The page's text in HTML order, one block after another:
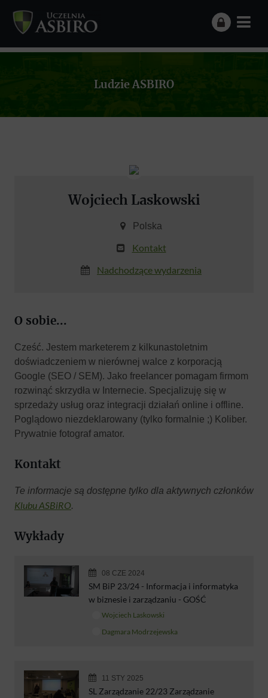
Ludzie ASBIRO
Wojciech Laskowski
Polska
Kontakt
Nadchodzące wydarzenia
O sobie...
Cześć. Jestem marketerem z kilkunastoletnim
doświadczeniem w nierównej walce z korporacją
Google (SEO / SEM). Jako freelancer pomagam firmom
rozwinąć skrzydła w Internecie. Specjalizuję się w
sprzedaży usług oraz integracji działań online i offline.
Poglądowo niezdeklarowany (tylko formalnie ;) Koliber.
Prywatnie fotograf amator.
Kontakt
Te informacje są dostępne tylko dla aktywnych członków
Klubu ASBiRO.
Wykłady
08 CZE 2024
SM BiP 23/24 - Informacja i informatyka
w biznesie i zarządzaniu - GOŚĆ
Wojciech Laskowski
Dagmara Modrzejewska
11 STY 2025
SL Zarządzanie 22/23 Zarządzanie